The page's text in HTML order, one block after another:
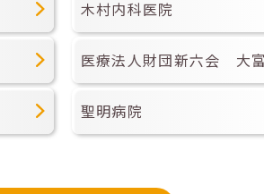
木村内科医院
医療法人財団新六会 大
聖明病院